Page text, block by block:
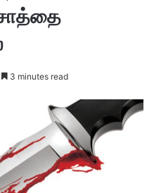
3 minutes read